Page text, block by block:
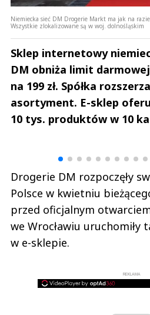
Niemiecka sieć DM Drogerie Markt ma jak na
Wszystkie zlokalizowane są w woj. dolnośląskim
Sklep internetowy
DM obniża limit darmowej
na 199 zł. Spółka
asortyment. E-sklep
10 tys. produktów w 10
Drogerie DM rozpoczęły
Polsce w kwietniu
przed oficjalnym
we Wrocławiu uruchomiły
w e-sklepie.
REKLAMA